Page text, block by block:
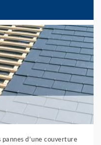
d’une couverture